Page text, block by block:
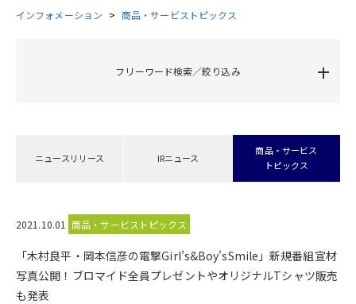
インフォメーション 商品・サービストピックス
フリーワード検索／絞り込み
ニュースリリース IRニュース
商品・サービス
トピックス
2021.10.01 商品・サービストピックス
「木村良平・岡本信彦の電撃Girl’s&Boy'sSmile」新規番組宣材
写真公開！ブロマイド全員プレゼントやオリジナルTシャツ販売
も発表